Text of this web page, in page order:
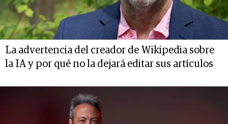
La advertencia del creador de Wikipedia sobre
la IA y por qué no la dejará editar sus artículos